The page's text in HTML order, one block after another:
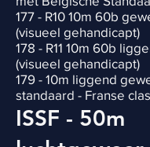
177 - R10 10m 60b
(visueel gehandicapt)
178 - R11 10m 60b
(visueel gehandicapt)
179 - 10m liggend
standaard - Franse
ISSF - 50m